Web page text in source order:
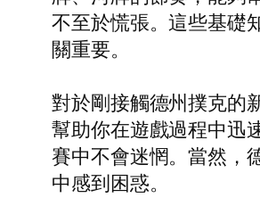
不至於慌張。這些基礎
關重要。
對於剛接觸德州撲克的
幫助你在遊戲過程中迅
賽中不會迷惘。當然，
中感到困惑。